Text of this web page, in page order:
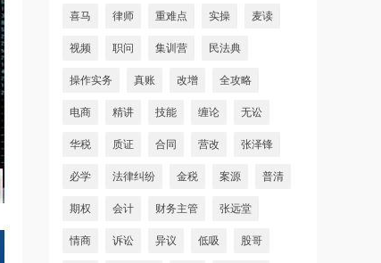
喜马 律师 重难点 实操 麦读
视频 职问 集训营 民法典
操作实务 真账 改增 全攻略
电商 精讲 技能 缠论 无讼
华税 质证 合同 营改 张泽锋
必学 法律纠纷 金税 案源 普清
期权 会计 财务主管 张远堂
情商 诉讼 异议 低吸 股哥